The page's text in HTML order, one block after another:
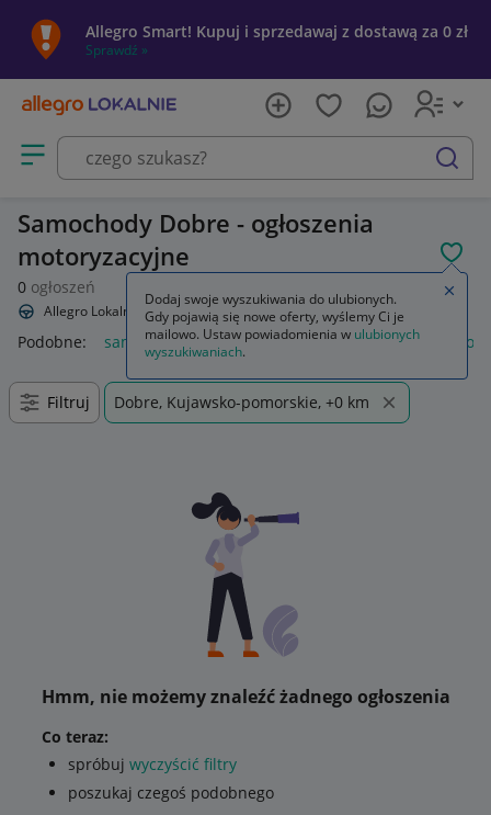
Allegro Smart! Kupuj i sprzedawaj z dostawą za 0 zł
Sprawdź »
Otwórz menu z kategoriami
szukaj
Samochody Dobre - ogłoszenia
motoryzacyjne
0 ogłoszeń
Allegro Lokalnie Motoryzacja Samochody
Podobne: samochody samochody osobowe używane lego
Filtruj Dobre, Kujawsko-pomorskie, +0 km
Hmm, nie możemy znaleźć żadnego ogłoszenia
Co teraz:
spróbuj wyczyścić filtry
poszukaj czegoś podobnego
Dodaj swoje wyszukiwania do ulubionych.
Gdy pojawią się nowe oferty, wyślemy Ci je
mailowo. Ustaw powiadomienia w ulubionych
wyszukiwaniach.